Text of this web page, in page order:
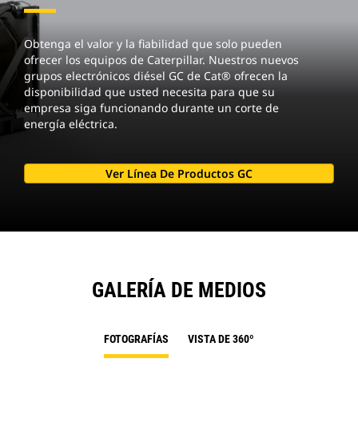
Obtenga el valor y la fiabilidad que solo pueden
ofrecer los equipos de Caterpillar. Nuestros nuevos
grupos electrónicos diésel GC de Cat® ofrecen la
disponibilidad que usted necesita para que su
empresa siga funcionando durante un corte de
energía eléctrica.
Ver Línea De Productos GC
GALERÍA DE MEDIOS
FOTOGRAFÍAS VISTA DE 360º